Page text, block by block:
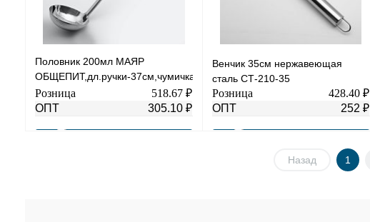
Половник 200мл МАЯР
ОБЩЕПИТ,дл.ручки-37см,чумичка,нерж.сталь
Общ.длина42см; YK-3124
Розница
518.67 ₽
ОПТ
305.10 ₽
Венчик 35см нержавеющая
сталь СТ-210-35
Розница
428.40 ₽
ОПТ
252 ₽
В корзину
Назад 1